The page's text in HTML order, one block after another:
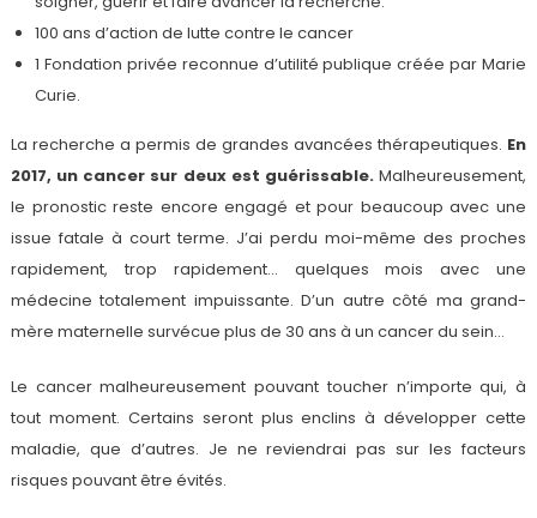
100 ans d’action de lutte contre le cancer
1 Fondation privée reconnue d’utilité publique créée par Marie
Curie.
La recherche a permis de grandes avancées thérapeutiques. En
2017, un cancer sur deux est guérissable.Malheureusement,
le pronostic reste encore engagé et pour beaucoup avec une
issue fatale à court terme. J’ai perdu moi-même des proches
rapidement, trop rapidement… quelques mois avec une
médecine totalement impuissante. D’un autre côté ma grand-
mère maternelle survécue plus de 30 ans à un cancer du sein…
Le cancer malheureusement pouvant toucher n’importe qui, à
tout moment. Certains seront plus enclins à développer cette
maladie, que d’autres. Je ne reviendrai pas sur les facteurs
risques pouvant être évités.